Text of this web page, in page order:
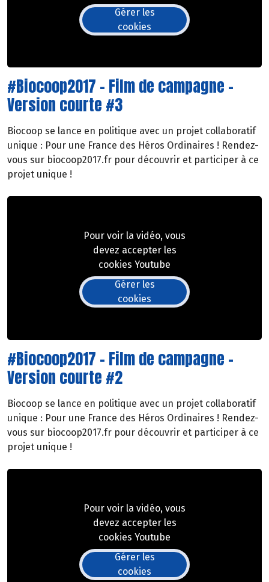
Gérer les
cookies
#Biocoop2017 - Film de campagne -
Version courte #3
Biocoop se lance en politique avec un projet collaboratif
unique : Pour une France des Héros Ordinaires ! Rendez-
vous sur biocoop2017.fr pour découvrir et participer à ce
projet unique !
Pour voir la vidéo, vous
devez accepter les
cookies Youtube
Gérer les
cookies
#Biocoop2017 - Film de campagne -
Version courte #2
Biocoop se lance en politique avec un projet collaboratif
unique : Pour une France des Héros Ordinaires ! Rendez-
vous sur biocoop2017.fr pour découvrir et participer à ce
projet unique !
Pour voir la vidéo, vous
devez accepter les
cookies Youtube
Gérer les
cookies